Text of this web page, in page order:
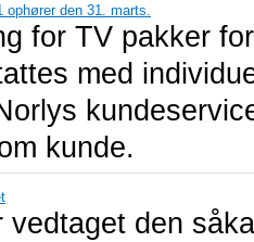
den 31. marts.
for TV pakker
med
kunde.
vedtaget den